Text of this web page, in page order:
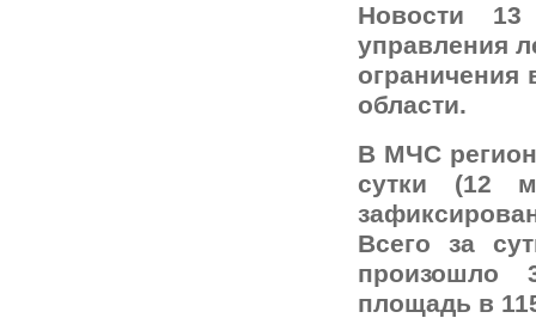
Новости
управления
ограничения
области.
В МЧС
сутки (12
Всего за
произошло
площадь в